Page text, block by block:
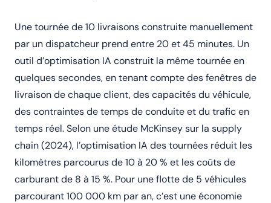
Une tournée de 10 livraisons construite manuellement
par un dispatcheur prend entre 20 et 45 minutes. Un
outil d’optimisation IA construit la même tournée en
quelques secondes, en tenant compte des fenêtres de
livraison de chaque client, des capacités du véhicule,
des contraintes de temps de conduite et du trafic en
temps réel. Selon une étude McKinsey sur la supply
chain (2024), l’optimisation IA des tournées réduit les
kilomètres parcourus de 10 à 20 % et les coûts de
carburant de 8 à 15 %. Pour une flotte de 5 véhicules
parcourant 100 000 km par an, c’est une économie